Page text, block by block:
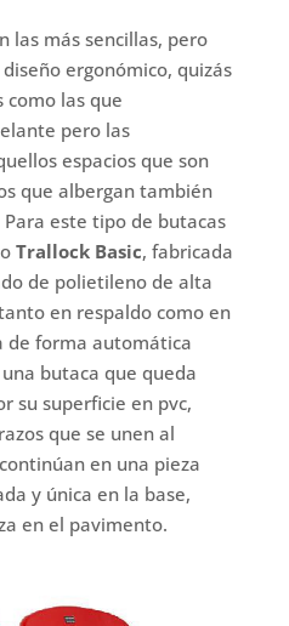
las más sencillas, pero
ergonómico, quizás
como las que
pero las
espacios que son
que albergan también
este tipo de butacas
Trallock Basic, fabricada
de polietileno de alta
en respaldo como en
de forma automática
butaca que queda
su superficie en pvc,
que se unen al
en una pieza
y única en la base,
en el pavimento.